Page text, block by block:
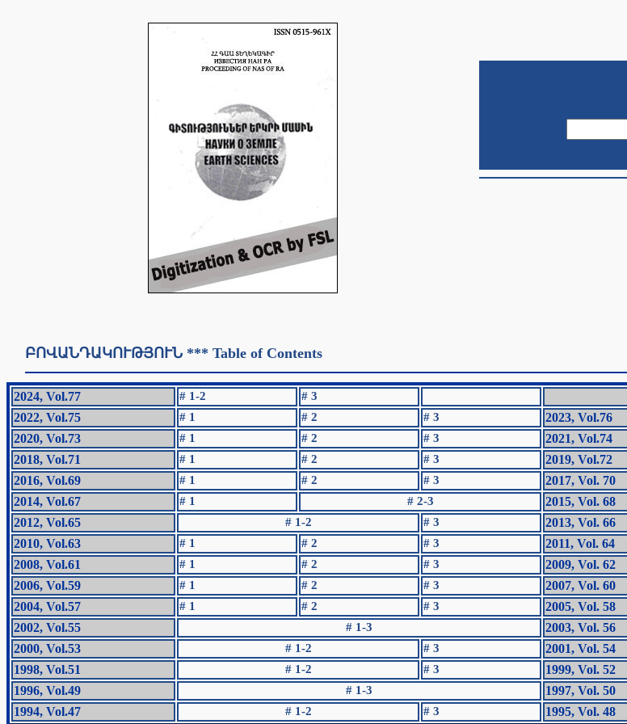
ԲՈՎԱՆԴԱԿՈՒԹՅՈՒՆ *** Table of Contents
2024, Vol.77 # 1-2 # 3
2022, Vol.75 # 1 # 2 # 3 2023, Vol.76
2020, Vol.73 # 1 # 2 # 3 2021, Vol.74
2018, Vol.71 # 1 # 2 # 3 2019, Vol.72
2016, Vol.69 # 1 # 2 # 3 2017, Vol. 70
2014, Vol.67 # 1 # 2-3 2015, Vol. 68
2012, Vol.65 # 1-2 # 3 2013, Vol. 66
2010, Vol.63 # 1 # 2 # 3 2011, Vol. 64
2008, Vol.61 # 1 # 2 # 3 2009, Vol. 62
2006, Vol.59 # 1 # 2 # 3 2007, Vol. 60
2004, Vol.57 # 1 # 2 # 3 2005, Vol. 58
2002, Vol.55 # 1-3 2003, Vol. 56
2000, Vol.53 # 1-2 # 3 2001, Vol. 54
1998, Vol.51 # 1-2 # 3 1999, Vol. 52
1996, Vol.49 # 1-3 1997, Vol. 50
1994, Vol.47 # 1-2 # 3 1995, Vol. 48